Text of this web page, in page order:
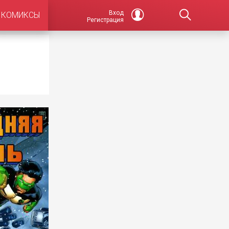
КОМИКСЫ
Вход
Регистрация